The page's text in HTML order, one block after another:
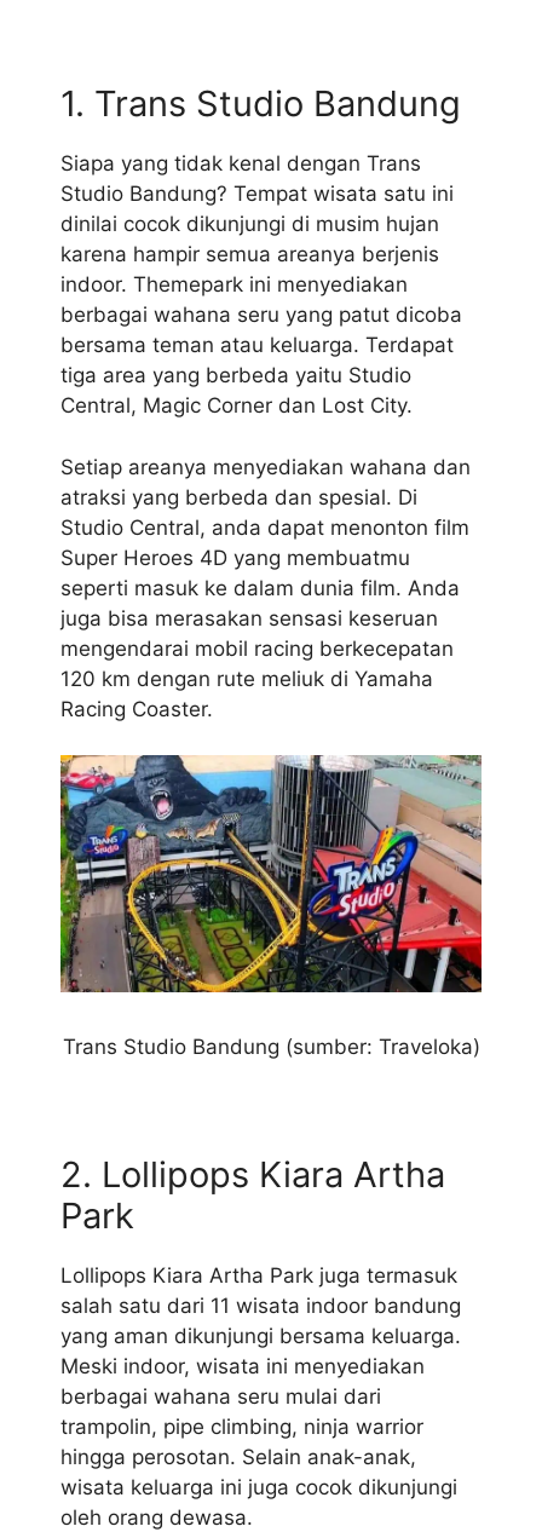
1. Trans Studio Bandung
Siapa yang tidak kenal dengan Trans
Studio Bandung? Tempat wisata satu ini
dinilai cocok dikunjungi di musim hujan
karena hampir semua areanya berjenis
indoor. Themepark ini menyediakan
berbagai wahana seru yang patut dicoba
bersama teman atau keluarga. Terdapat
tiga area yang berbeda yaitu Studio
Central, Magic Corner dan Lost City.
Setiap areanya menyediakan wahana dan
atraksi yang berbeda dan spesial. Di
Studio Central, anda dapat menonton film
Super Heroes 4D yang membuatmu
seperti masuk ke dalam dunia film. Anda
juga bisa merasakan sensasi keseruan
mengendarai mobil racing berkecepatan
120 km dengan rute meliuk di Yamaha
Racing Coaster.
Trans Studio Bandung (sumber: Traveloka)
2. Lollipops Kiara Artha
Park
Lollipops Kiara Artha Park juga termasuk
salah satu dari 11 wisata indoor bandung
yang aman dikunjungi bersama keluarga.
Meski indoor, wisata ini menyediakan
berbagai wahana seru mulai dari
trampolin, pipe climbing, ninja warrior
hingga perosotan. Selain anak-anak,
wisata keluarga ini juga cocok dikunjungi
oleh orang dewasa.